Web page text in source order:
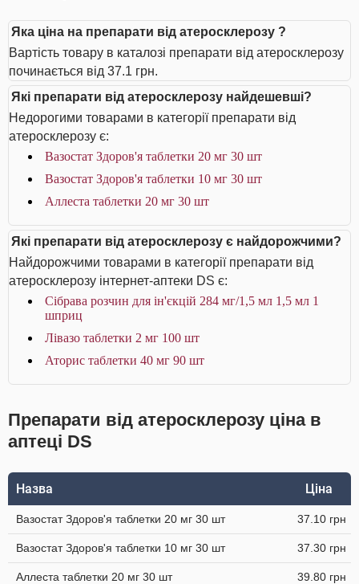
Яка ціна на препарати від атеросклерозу ?
Вартість товару в каталозі препарати від атеросклерозу
починається від 37.1 грн.
Які препарати від атеросклерозу найдешевші?
Недорогими товарами в категорії препарати від
атеросклерозу є:
Вазостат Здоров'я таблетки 20 мг 30 шт
Вазостат Здоров'я таблетки 10 мг 30 шт
Аллеста таблетки 20 мг 30 шт
Які препарати від атеросклерозу є найдорожчими?
Найдорожчими товарами в категорії препарати від
атеросклерозу інтернет-аптеки DS є:
Сібрава розчин для ін'єкцій 284 мг/1,5 мл 1,5 мл 1
шприц
Лівазо таблетки 2 мг 100 шт
Аторис таблетки 40 мг 90 шт
Препарати від атеросклерозу ціна в
аптеці DS
Назва Ціна
Вазостат Здоров'я таблетки 20 мг 30 шт 37.10 грн
Вазостат Здоров'я таблетки 10 мг 30 шт 37.30 грн
Аллеста таблетки 20 мг 30 шт 39.80 грн